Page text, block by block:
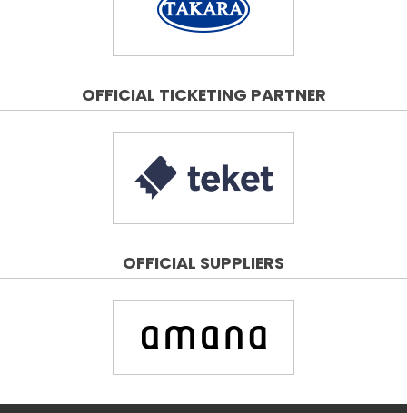
OFFICIAL TICKETING PARTNER
OFFICIAL SUPPLIERS